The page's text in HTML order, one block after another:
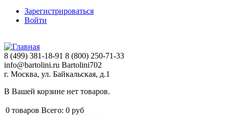
Зарегистрироваться
Войти
8 (499) 381-18-91 8 (800) 250-71-33
info@bartolini.ru Bartolini702
г. Москва, ул. Байкальская, д.1
В Вашей корзине нет товаров.
0 товаров Всего: 0 руб